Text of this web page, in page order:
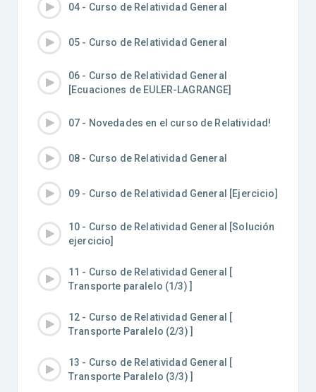
04 - Curso de Relatividad General
05 - Curso de Relatividad General
06 - Curso de Relatividad General
[Ecuaciones de EULER-LAGRANGE]
07 - Novedades en el curso de Relatividad!
08 - Curso de Relatividad General
09 - Curso de Relatividad General [Ejercicio]
10 - Curso de Relatividad General [Solución
ejercicio]
11 - Curso de Relatividad General [
Transporte paralelo (1/3) ]
12 - Curso de Relatividad General [
Transporte Paralelo (2/3) ]
13 - Curso de Relatividad General [
Transporte Paralelo (3/3) ]